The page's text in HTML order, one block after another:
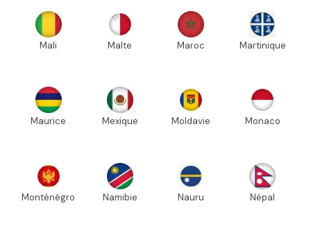
Mali Malte Maroc Martinique
Maurice Mexique Moldavie Monaco
Monténégro Namibie Nauru Népal